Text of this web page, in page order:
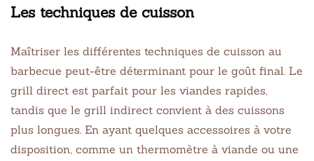
Les techniques de cuisson
Maîtriser les différentes techniques de cuisson au
barbecue peut-être déterminant pour le goût final. Le
grill direct est parfait pour les viandes rapides,
tandis que le grill indirect convient à des cuissons
plus longues. En ayant quelques accessoires à votre
disposition, comme un thermomètre à viande ou une